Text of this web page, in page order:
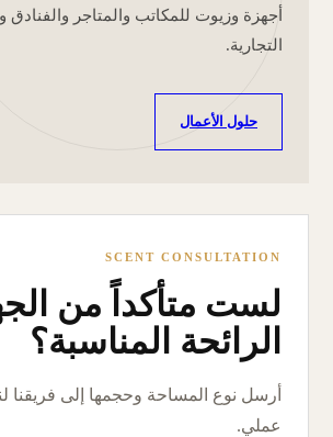
أجهزة وزيوت للمكاتب والمتاجر
التجارية.
حلول الأعمال
SCENT CONSULTATION
لست متأكداً من
الرائحة المناسبة؟
أرسل نوع المساحة وحجمها إلى فريقنا
عملي.